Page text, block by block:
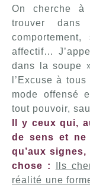
On cherche à
trouver
affectif…
dans la soupe
l’Excuse à
mode offensé
tout pouvoir,
Il y ceux qui,
de sens et ne
qu’aux
chose :
Ils
réalité une